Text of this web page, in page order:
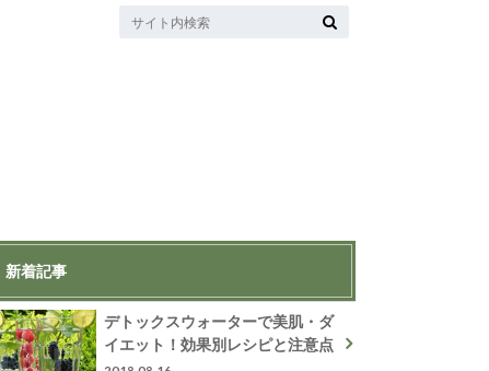
新着記事
デトックスウォーターで美肌・ダ
イエット！効果別レシピと注意点